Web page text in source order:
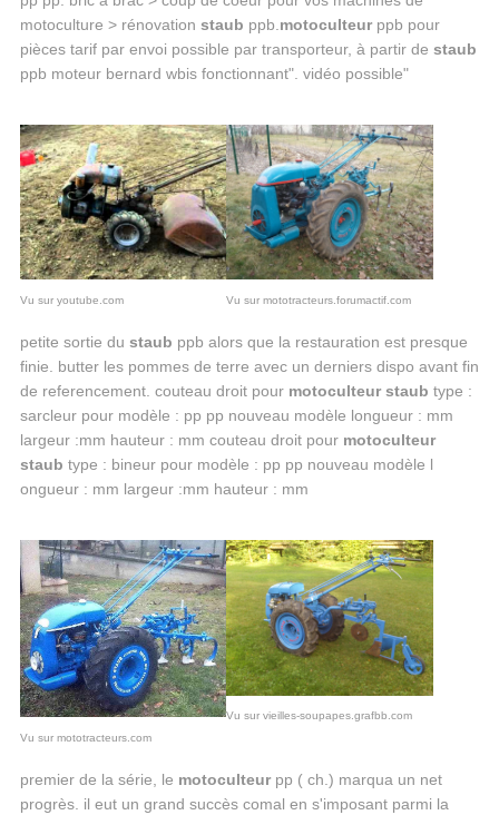
motoculture > rénovation staub ppb. motoculteurppb pour
pièces tarif par envoi possible par transporteur, à partir de staub
ppb moteur bernard wbis fonctionnant". vidéo possible"
Vu sur youtube.com Vu sur mototracteurs.forumactif.com
petite sortie du staub ppb alors que la restauration est presque
finie. butter les pommes de terre avec un derniers dispo avant fin
de referencement. couteau droit pour motoculteur staub type :
sarcleur pour modèle : pp pp nouveau modèle longueur : mm
largeur :mm hauteur : mm couteau droit pour motoculteur
staub type : bineur pour modèle : pp pp nouveau modèle l
ongueur : mm largeur :mm hauteur : mm
Vu sur mototracteurs.com
Vu sur vieilles-soupapes.grafbb.com
premier de la série, le motoculteurpp ( ch.) marqua un net
progrès. il eut un grand succès comal en s'imposant parmi la